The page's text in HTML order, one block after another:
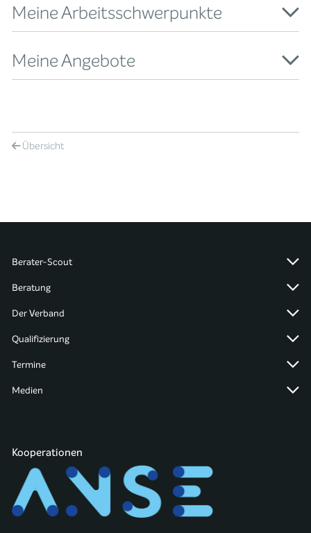
Meine Arbeitsschwerpunkte
Meine Angebote
Übersicht
Berater-Scout
Beratung
Der Verband
Qualifizierung
Termine
Medien
Kooperationen